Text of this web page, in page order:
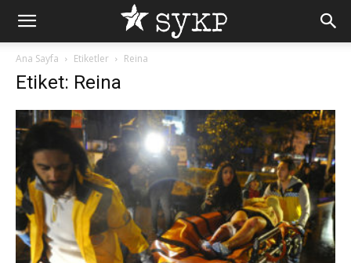
Ana Sayfa Etiketler Reina
Etiket: Reina